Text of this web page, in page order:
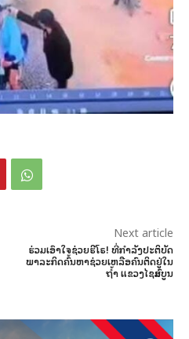
Next article
ຮ່ວມເອົາໃຈຊ່ວຍຮີໂຣ! ທີ່ກຳລັງປະຕິບັດ
ພາລະກິດຄົ້ນຫາຊ່ວຍເຫລືອຄົນຕິດຢູ່ໃນ
ຖ້ຳ ແຂວງໄຊສົມບູນ